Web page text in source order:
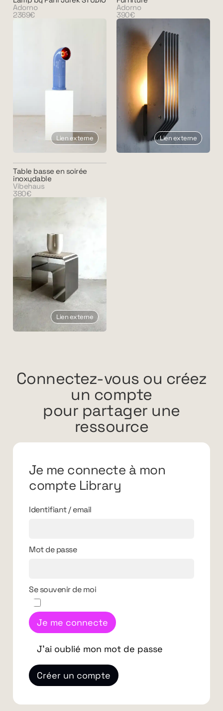
Adorno
2369€
Lien externe
Adorno
390€
Lien externe
Table basse en soirée
inoxydable
Vibehaus
380€
Lien externe
Connectez-vous ou créez
un compte
pour partager une
ressource
Je me connecte à mon
compte Library
Identifiant / email
Mot de passe
Se souvenir de moi
Je me connecte
J'ai oublié mon mot de passe
Créer un compte